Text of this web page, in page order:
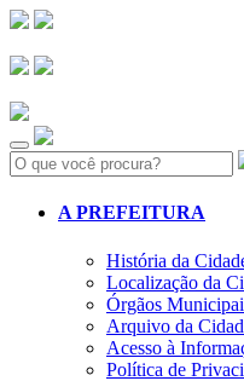
Search:
A PREFEITURA
História da
Localização da
Órgãos
Arquivo da
Acesso à
Política de